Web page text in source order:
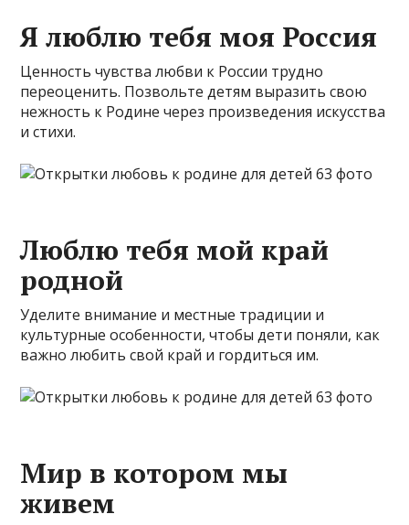
Я люблю тебя моя Россия
Ценность чувства любви к России трудно
переоценить. Позвольте детям выразить свою
нежность к Родине через произведения искусства
и стихи.
Люблю тебя мой край
родной
Уделите внимание и местные традиции и
культурные особенности, чтобы дети поняли, как
важно любить свой край и гордиться им.
Мир в котором мы
живем